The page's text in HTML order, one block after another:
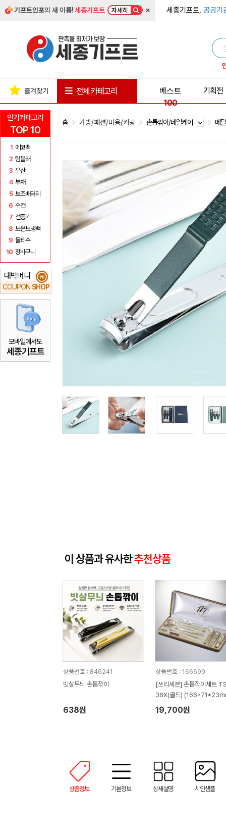
기프트인포의 새 이름!세종기프트 자세히 × 세종기프트, 공공기
인기카테고리
TOP 10
1 에코백
2 텀블러
3 우산
4 부채
5 보조배터리
6 수건
7 선풍기
8 보온보냉백
9 물티슈
10 장바구니
대박머니
COUPON SHOP
₩
모바일에서도
세종기프트
즐겨찾기 전체 카테고리
베스트
100
기획전
홈 가방/패션/미용/키링 손톱깎이/네일케어 메
이 상품과 유사한추천상품
상품번호 : 846241
빗살무늬 손톱깎이
638원
상품번호 : 166699
[쓰리세븐] 손톱깎이세트
36X(골드)
19,700원
상품정보 기본정보 상세설명 시안샘플